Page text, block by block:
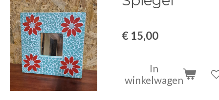
€ 15,00
In
winkelwagen